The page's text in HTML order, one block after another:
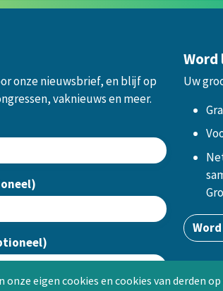
eigen cookies en cookies van derden op
onze nieuwsbrief, en blijf op
vaknieuws en meer.
Word
Uw